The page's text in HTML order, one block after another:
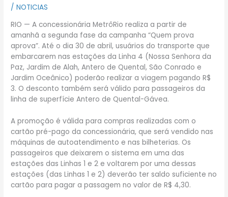
/NOTICIAS
RIO — A concessionária MetrôRio realiza a partir de
amanhã a segunda fase da campanha “Quem prova
aprova”. Até o dia 30 de abril, usuários do transporte que
embarcarem nas estações da Linha 4 (Nossa Senhora da
Paz, Jardim de Alah, Antero de Quental, São Conrado e
Jardim Oceânico) poderão realizar a viagem pagando R$
3. O desconto também será válido para passageiros da
linha de superfície Antero de Quental-Gávea.
A promoção é válida para compras realizadas com o
cartão pré-pago da concessionária, que será vendido nas
máquinas de autoatendimento e nas bilheterias. Os
passageiros que deixarem o sistema em uma das
estações das Linhas 1 e 2 e voltarem por uma dessas
estações (das Linhas 1 e 2) deverão ter saldo suficiente no
cartão para pagar a passagem no valor de R$ 4,30.